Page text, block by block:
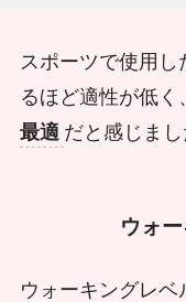
スポーツで使用し
るほど適性が低く、
最適 だと感じまし
ウォ
ウォーキングレベ